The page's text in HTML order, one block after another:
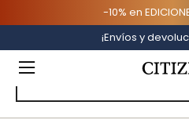
-10% en
¡Envíos yMY
Manage